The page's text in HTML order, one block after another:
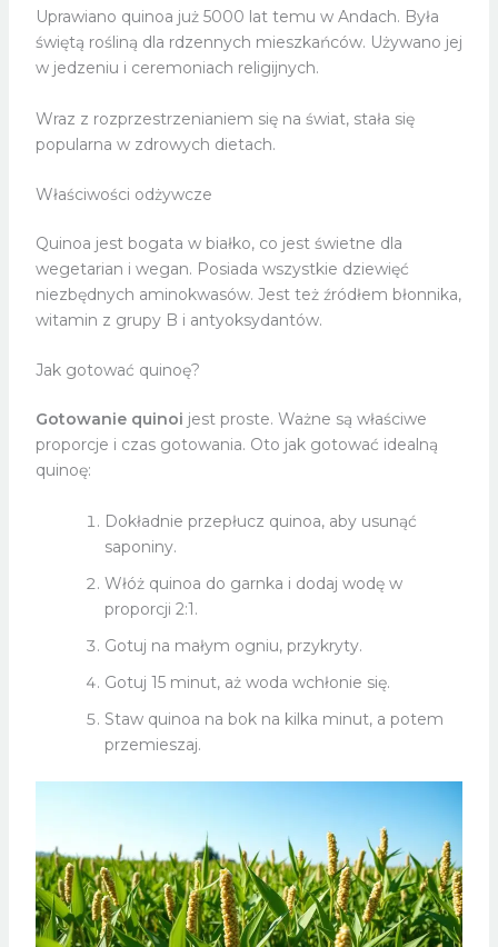
Uprawiano quinoa już 5000 lat temu w Andach. Była
świętą rośliną dla rdzennych mieszkańców. Używano jej
w jedzeniu i ceremoniach religijnych.
Wraz z rozprzestrzenianiem się na świat, stała się
popularna w zdrowych dietach.
Właściwości odżywcze
Quinoa jest bogata w białko, co jest świetne dla
wegetarian i wegan. Posiada wszystkie dziewięć
niezbędnych aminokwasów. Jest też źródłem błonnika,
witamin z grupy B i antyoksydantów.
Jak gotować quinoę?
Gotowanie quinoi jest proste. Ważne są właściwe
proporcje i czas gotowania. Oto jak gotować idealną
quinoę:
Dokładnie przepłucz quinoa, aby usunąć
saponiny.
Włóż quinoa do garnka i dodaj wodę w
proporcji 2:1.
Gotuj na małym ogniu, przykryty.
Gotuj 15 minut, aż woda wchłonie się.
Staw quinoa na bok na kilka minut, a potem
przemieszaj.